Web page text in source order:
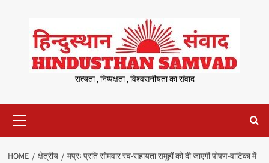
content
सत्यता , निष्पक्षता , विश्वसनीयता का संवाद
Menu
HOME क्षेत्रीय
मप्रः प्रति सोमवार स्व-सहायता समूहों को दी जाएगी पोषण-वाटिका में